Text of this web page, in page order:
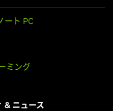
ート PC
ミング
& ニュース